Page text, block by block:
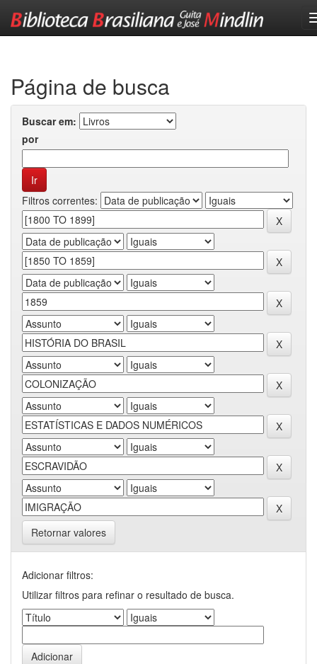
Página de busca
Buscar em:
por
Filtros correntes:
Retornar valores
Adicionar filtros:
Utilizar filtros para refinar o resultado de busca.